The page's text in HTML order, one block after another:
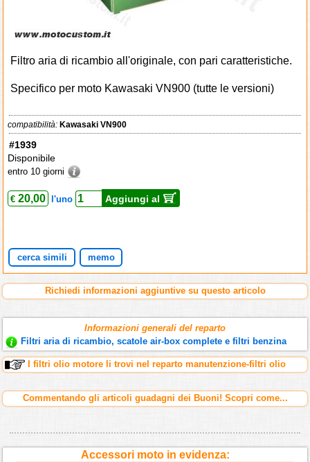
Filtro aria di ricambio all'originale, con pari caratteristiche.
Specifico per moto Kawasaki VN900 (tutte le versioni)
compatibilità: Kawasaki VN900
#1939
Disponibile
entro 10 giorni
€ 20,00 l'uno Aggiungi al
cerca simili memo
Richiedi informazioni aggiuntive su questo articolo
Informazioni generali del reparto
Filtri aria di ricambio, scatole air-box complete e filtri benzina
I filtri olio motore li trovi nel reparto manutenzione-filtri olio
Commentando gli articoli guadagni dei Buoni! Scopri come...
Accessori moto in evidenza: